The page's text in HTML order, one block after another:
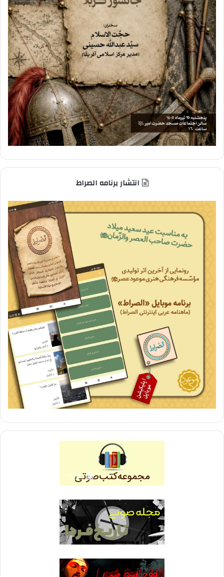
انتشار برنامه الصراط